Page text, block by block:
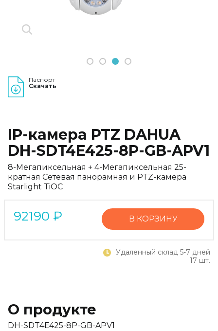
1 2 3 4
Паспорт
Скачать
IP-камера PTZ DAHUA
DH-SDT4E425-8P-GB-APV1
8-Мегапиксельная + 4-Мегапиксельная 25-
кратная Сетевая панорамная и PTZ-камера
Starlight TiOC
92190 ₽ В КОРЗИНУ
Удаленный склад 5-7 дней
17 шт.
О продукте
DH-SDT4E425-8P-GB-APV1